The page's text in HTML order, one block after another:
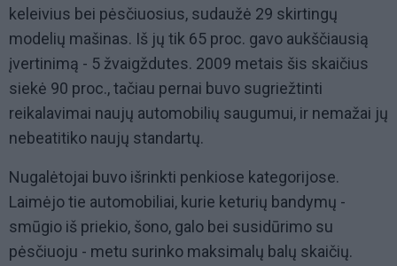
keleivius bei pėsčiuosius, sudaužė 29 skirtingų
modelių mašinas. Iš jų tik 65 proc. gavo aukščiausią
įvertinimą - 5 žvaigždutes. 2009 metais šis skaičius
siekė 90 proc., tačiau pernai buvo sugriežtinti
reikalavimai naujų automobilių saugumui, ir nemažai jų
nebeatitiko naujų standartų.
Nugalėtojai buvo išrinkti penkiose kategorijose.
Laimėjo tie automobiliai, kurie keturių bandymų -
smūgio iš priekio, šono, galo bei susidūrimo su
pėsčiuoju - metu surinko maksimalų balų skaičių.